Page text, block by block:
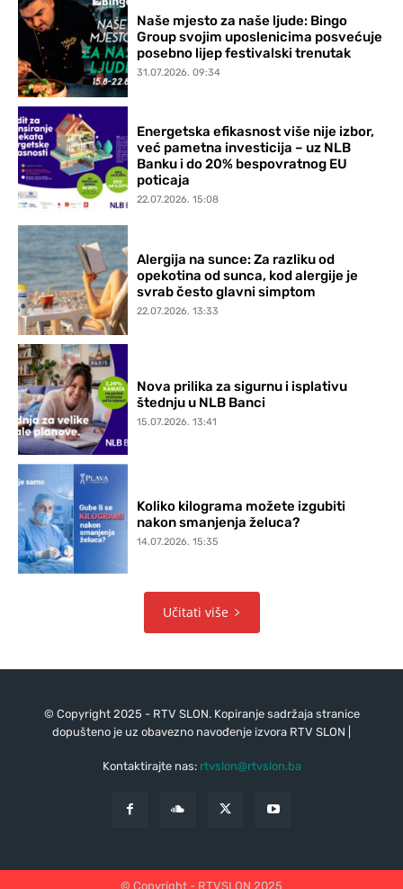
Naše mjesto za naše ljude: Bingo
Group svojim uposlenicima posvećuje
posebno lijep festivalski trenutak
31.07.2026. 09:34
Energetska efikasnost više nije izbor,
već pametna investicija – uz NLB
Banku i do 20% bespovratnog EU
poticaja
22.07.2026. 15:08
Alergija na sunce: Za razliku od
opekotina od sunca, kod alergije je
svrab često glavni simptom
22.07.2026. 13:33
Nova prilika za sigurnu i isplativu
štednju u NLB Banci
15.07.2026. 13:41
Koliko kilograma možete izgubiti
nakon smanjenja želuca?
14.07.2026. 15:35
Učitati više
© Copyright 2025 - RTV SLON. Kopiranje sadržaja stranice
dopušteno je uz obavezno navođenje izvora RTV SLON |
Kontaktirajte nas: rtvslon@rtvslon.ba
© Copyright - RTVSLON 2025